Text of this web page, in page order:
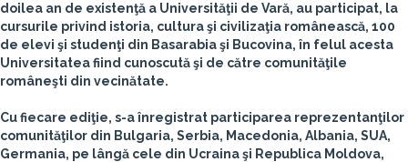
doilea an de existenţă a Universităţii de Vară, au participat, la
cursurile privind istoria, cultura şi civilizaţia românească, 100
de elevi şi studenţi din Basarabia şi Bucovina, în felul acesta
Universitatea fiind cunoscută şi de către comunităţile
româneşti din vecinătate.
Cu fiecare ediţie, s-a înregistrat participarea reprezentanţilor
comunităţilor din Bulgaria, Serbia, Macedonia, Albania, SUA,
Germania, pe lângă cele din Ucraina şi Republica Moldova,